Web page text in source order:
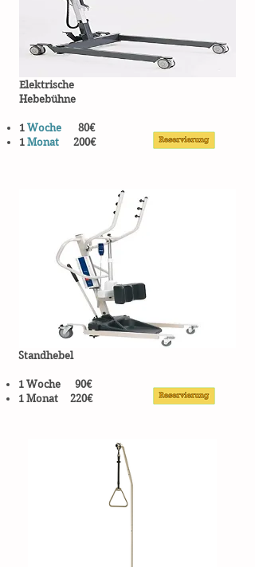
Elektrische
Hebebühne
1 Woche 80€
1 Monat 200€
Standhebel
1 Woche 90€
1 Monat 220€